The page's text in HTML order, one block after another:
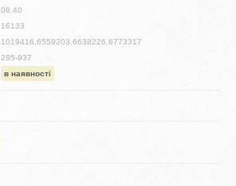
08.40
16133
1019416,6559203,6638226,6773317
285-937
в наявності